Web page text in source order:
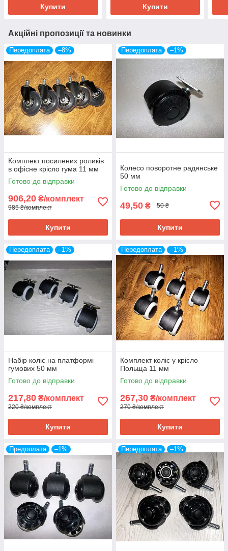
Купити Купити
Акційні пропозиції та новинки
Передоплата –8%
Комплект посилених роликів
в офісне крісло гума 11 мм
Готово до відправки
906,20 ₴/комплект
985 ₴/комплект
Купити
Передоплата –1%
Колесо поворотне радянське
50 мм
Готово до відправки
49,50 ₴ 50 ₴
Купити
Передоплата –1%
Набір коліс на платформі
гумових 50 мм
Готово до відправки
217,80 ₴/комплект
220 ₴/комплект
Купити
Передоплата –1%
Комплект коліс у крісло
Польща 11 мм
Готово до відправки
267,30 ₴/комплект
270 ₴/комплект
Купити
Предоплата –1% Передоплата –1%